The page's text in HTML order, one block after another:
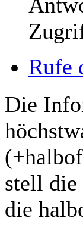
Rufe
Die
stell die
die